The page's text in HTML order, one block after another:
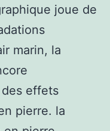
joue de
marin, la
des effets
pierre. la